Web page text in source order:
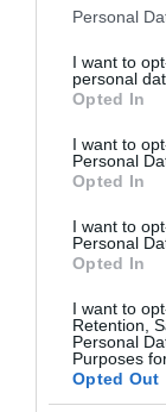
Please note
not limited to
grant or deny
use your data
consent section.
Personal
I want to
personal
Opted In
I want to
Personal
Opted In
I want to
Personal
Opted In
I want to
Retention,
Personal
Purposes
Opted Out
ΤΟ ΠΑΡΟΝ:
ο Αντώνης